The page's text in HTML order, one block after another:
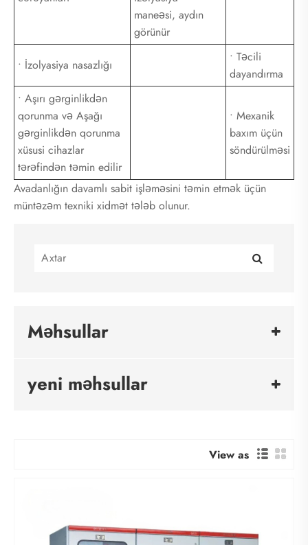
maneəsi, aydın
görünür
• İzolyasiya nasazlığı
• Təcili
dayandırma
• Aşırı gərginlikdən
qorunma və Aşağı
gərginlikdən qorunma
xüsusi cihazlar
tərəfindən təmin edilir
• Mexanik
baxım üçün
söndürülməsi
Avadanlığın davamlı sabit işləməsini təmin etmək üçün
müntəzəm texniki xidmət tələb olunur.
Məhsullar
yeni məhsullar
View as